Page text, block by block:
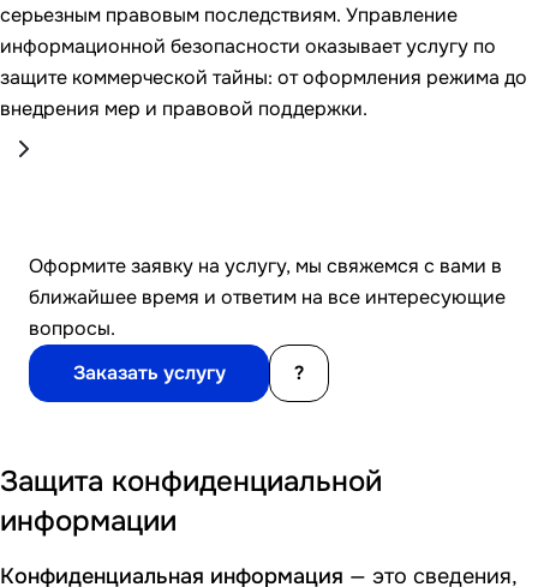
серьезным правовым последствиям. Управление
информационной безопасности оказывает услугу по
защите коммерческой тайны: от оформления режима до
внедрения мер и правовой поддержки.
Оформите заявку на услугу, мы свяжемся с вами в
ближайшее время и ответим на все интересующие
вопросы.
Заказать услугу
?
Защита конфиденциальной
информации
Конфиденциальная информация — это сведения,